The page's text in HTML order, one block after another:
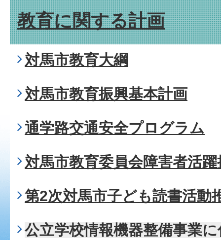
教育に関する計画
対馬市教育大綱
対馬市教育振興基本計画
通学路交通安全プログラム
対馬市教育委員会障害者活
第2次対馬市子ども読書活動
公立学校情報機器整備事業